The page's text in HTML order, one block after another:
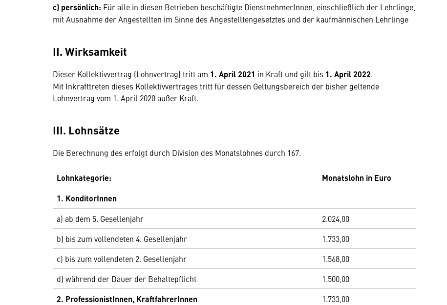
c) persönlich: Für alle in diesen Betrieben beschäftigte DienstnehmerInnen, einschließlich der Lehrlinge,
mit Ausnahme der Angestellten im Sinne des Angestelltengesetztes und der kaufmännischen Lehrlinge
II. Wirksamkeit
Dieser Kollektivvertrag (Lohnvertrag) tritt am 1. April 2021 in Kraft und gilt bis 1. April 2022.
Mit Inkrafttreten dieses Kollektivvertrages tritt für dessen Geltungsbereich der bisher geltende
Lohnvertrag vom 1. April 2020 außer Kraft.
III. Lohnsätze
Die Berechnung des erfolgt durch Division des Monatslohnes durch 167.
Lohnkategorie:
Monatslohn in Euro
1. KonditorInnen
a) ab dem 5. Gesellenjahr
2.024,00
b) bis zum vollendeten 4. Gesellenjahr
1.733,00
c) bis zum vollendeten 2. Gesellenjahr
1.568,00
d) während der Dauer der Behaltepflicht
1.500,00
2. ProfessionistInnen, KraftfahrerInnen 1.733,00